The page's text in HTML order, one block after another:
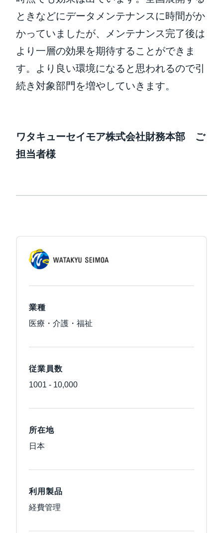
ときなどにデータメンテナンスに時間がか
かっていましたが、メンテナンス完了後は
より一層の効果を期待することができま
す。より良い環境になると思われるので引
続き対象部門を増やしていきます。
ワタキューセイモア株式会社財務本部 ご
担当者様
業種
医療・介護・福祉
従業員数
1001 - 10,000
所在地
日本
利用製品
経費管理